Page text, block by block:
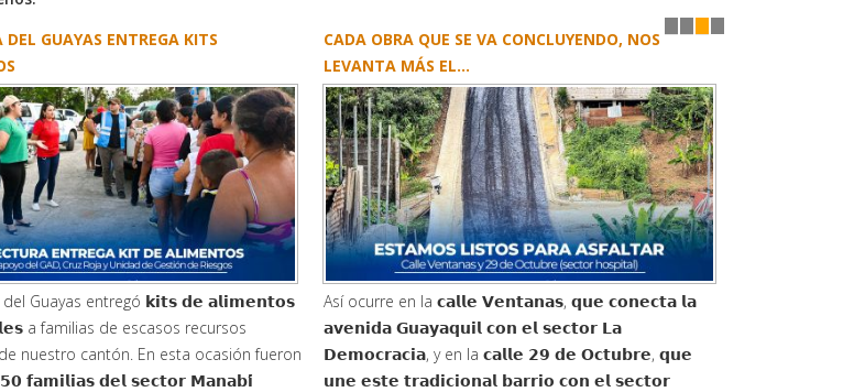
1 2 3
DEL GUAYAS ENTREGA KITS
del Guayas entregó 𝗸𝗶𝘁𝘀 𝗱𝗲 𝗮𝗹𝗶𝗺𝗲𝗻𝘁𝗼𝘀
a familias de escasos recursos
nuestro cantón. En esta ocasión fueron
𝗳𝗮𝗺𝗶𝗹𝗶𝗮𝘀 𝗱𝗲𝗹 𝘀𝗲𝗰𝘁𝗼𝗿 𝗠𝗮𝗻𝗮𝗯𝗶́
CADA OBRA QUE SE VA CONCLUYENDO, NOS
LEVANTA MÁS EL...
Así ocurre en la 𝗰𝗮𝗹𝗹𝗲 𝗩𝗲𝗻𝘁𝗮𝗻𝗮𝘀, 𝗾𝘂𝗲 𝗰𝗼𝗻𝗲𝗰𝘁𝗮 𝗹𝗮
𝗮𝘃𝗲𝗻𝗶𝗱𝗮 𝗚𝘂𝗮𝘆𝗮𝗾𝘂𝗶𝗹 𝗰𝗼𝗻 𝗲𝗹 𝘀𝗲𝗰𝘁𝗼𝗿 𝗟𝗮
𝗗𝗲𝗺𝗼𝗰𝗿𝗮𝗰𝗶𝗮, y en la 𝗰𝗮𝗹𝗹𝗲 𝟮𝟵 𝗱𝗲 𝗢𝗰𝘁𝘂𝗯𝗿𝗲, 𝗾𝘂𝗲
𝘂𝗻𝗲 𝗲𝘀𝘁𝗲 𝘁𝗿𝗮𝗱𝗶𝗰𝗶𝗼𝗻𝗮𝗹 𝗯𝗮𝗿𝗿𝗶𝗼 𝗰𝗼𝗻 𝗲𝗹 𝘀𝗲𝗰𝘁𝗼𝗿